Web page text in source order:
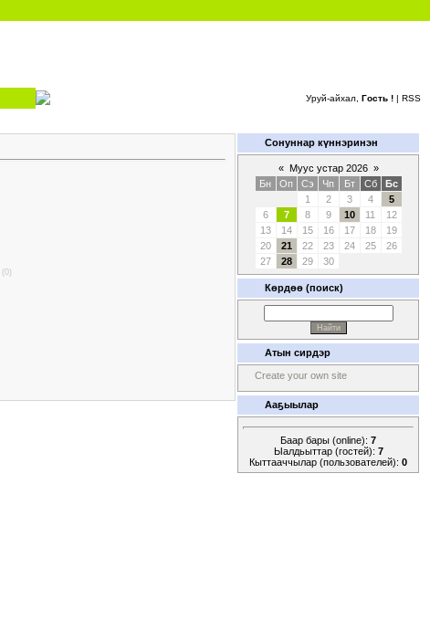
Уруй-айхал, Гость ! | RSS
(0)
Сонуннар күннэринэн
« Муус устар 2026 »
Бн
Оп Сэ Чп Бт Сб
Бс
1
2 3 4
5
6
7 8 9 10 11
12
13
14 15 16 17 18
19
20
21 22 23 24 25
26
27
28 29 30
Көрдөө (поиск)
Атын сирдэр
Create your own site
Ааҕыылар
Баар бары (online): 7
Ыалдьыттар (гостей): 7
Кыттааччылар (пользователей): 0